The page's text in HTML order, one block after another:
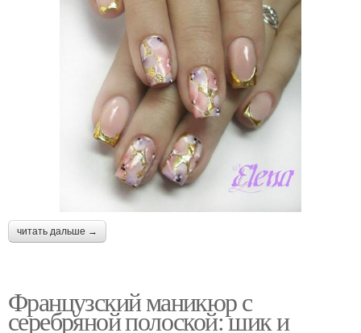
читать дальше →
Французский маникюр с
серебряной полоской: шик и